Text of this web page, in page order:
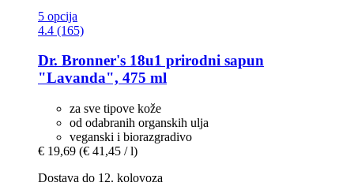
5 opcija
4.4 (165)
Dr. Bronner's 18u1 prirodni sapun
"Lavanda", 475 ml
za sve tipove kože
od odabranih organskih ulja
veganski i biorazgradivo
€ 19,69 (€ 41,45 / l)
Dostava do 12. kolovoza